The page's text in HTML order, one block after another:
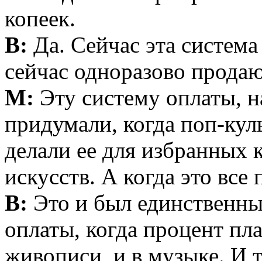
копеек.
В: Да. Сейчас эта
сейчас одноразово
М: Эту систему оплаты,
придумали, когда поп-
делали ее для
искусств. А когда это
В: Это и был
оплаты, когда процент
живописи, и в музыке. И